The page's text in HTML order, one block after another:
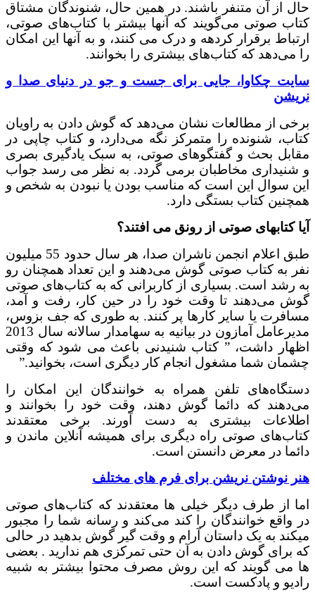
از آن متنفر باشند. در همین حال، شنوندگان مشتاق
صوتی می‌گویند که آنها بیشتر با کتاب‌های صوتی،
برقرار کردهه و درک می کنند، و به آنها این امکان
که کتاب‌های بیشتری را بخوانند.
چکاوا، جایی برای جست و جو در دنیای صدا و
از مطالعات نشان می‌دهد که گوش دادن به راویان
شنونده را متمرکز نگه می‌دارد، و کتاب چاپی در
بحث و گفتگوهای صوتی، به سبک یادگیری بصری
مخاطبان برمی گردد. به نظر می رسد جواب
سوال این است که مناسب بودن یا نبودن به شخص و
کتاب بستگی دارد.
کتابهای صوتی از رونق می افتند؟
طبق اعلام انجمن ناشران صدا، هر سال حدود 55 میلیون
به کتاب صوتی گوش می‌دهند و این تعداد همچنان رو
است. بسیاری از کاربرانی که به کتاب‌های صوتی
می‌دهند تا وقت خود را در حین کار، رفت و آمد،
یا سایر کارها پر کنند. به طوری که جف بزوس،
مدیرعامل آمازون در بیانیه به سهامدار سالانه سال 2013
داشت، ” کتاب شنیدنی باعث می شود که وقتی
شما مشغول انجام کار دیگری است، بخوانید.”
تلفن همراه به خوانندگان این امکان را
که دائما گوش دهند، وقت خود را بخوانند و
بیشتری به دست آورند. برخی معتقدند
صوتی راه دیگری برای همیشه آنلاین ماندن و
در معرض دانستن است.
نوشتن نریشن برای فرم های مختلف
از طرف دیگر خیلی ها معتقدند که کتاب‌های صوتی
خوانندگان را کند می‌کند و رسانه شما را مجبور
به یک داستان آرام و وقت گیر گوش بدهید در حالی
گوش دادن به آن حتی تمرکزی هم ندارید . بعضی
گویند که این روش مصرف محتوا بیشتر به شبیه
و پادکست است.